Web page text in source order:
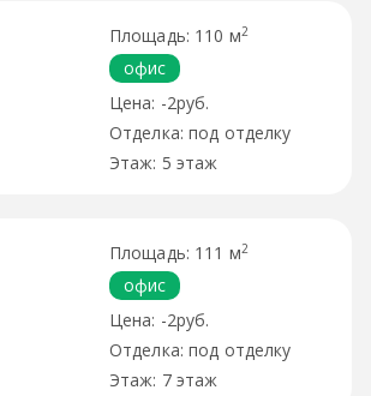
110 м2
офис
-2руб.
под отделку
5 этаж
111 м2
офис
-2руб.
под отделку
7 этаж